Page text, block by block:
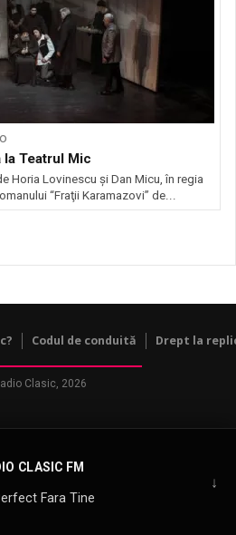
CLASIC FM
Fara Tine
↓
la Teatrul Mic
Horia Lovinescu şi Dan Micu, în regia
“Fraţii Karamazovi” de...
Codul de conduită Drept la
Clasic, 2026